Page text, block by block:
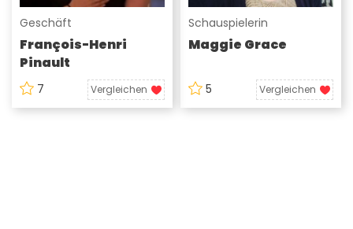
Geschäft
François-Henri
Pinault
7 Vergleichen
Schauspielerin
Maggie Grace
5 Vergleichen